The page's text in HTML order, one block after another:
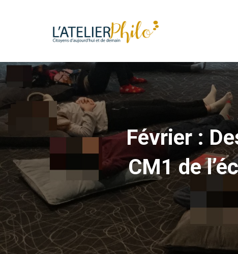
Février :
CM1 de